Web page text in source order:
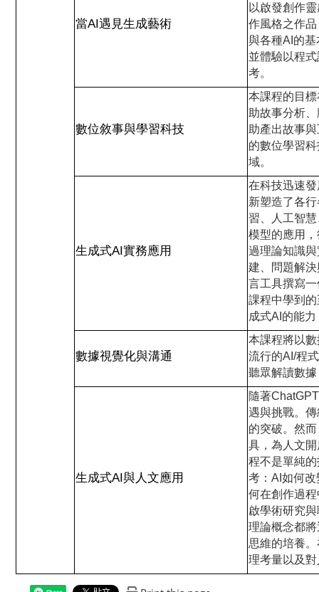
當AI遇見生成藝術
以啟發創作
作風格之作
與各種AI的
並體驗以程
考。
數位敘事與學習科技
本課程的目
助故事分析
助產出故事
的數位學習
域。
生成式AI實務應用
在科技迅速
新塑造了各
習、人工智
模型的應用
過理論知識
建、問題解
言工具撰寫
課程中學到
成式AI的能
數據視覺化與溝通
本課程將以
流行的AI/程
聽眾解讀數
生成式AI與人文應用
隨著
遇與挑戰。
的突破。然
具，為人文
程不是單純
考：AI如何
何在創作過
啟學術研究
理論概念都
思維的培養
理考量以及